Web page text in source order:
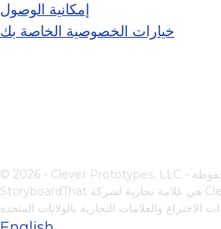
إمكانية الوصول
خيارات الخصوصية الخاصة بك
الاختراع والعلامات التجارية بالولايات المتحدة